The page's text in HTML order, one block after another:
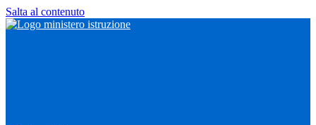
Salta al contenuto